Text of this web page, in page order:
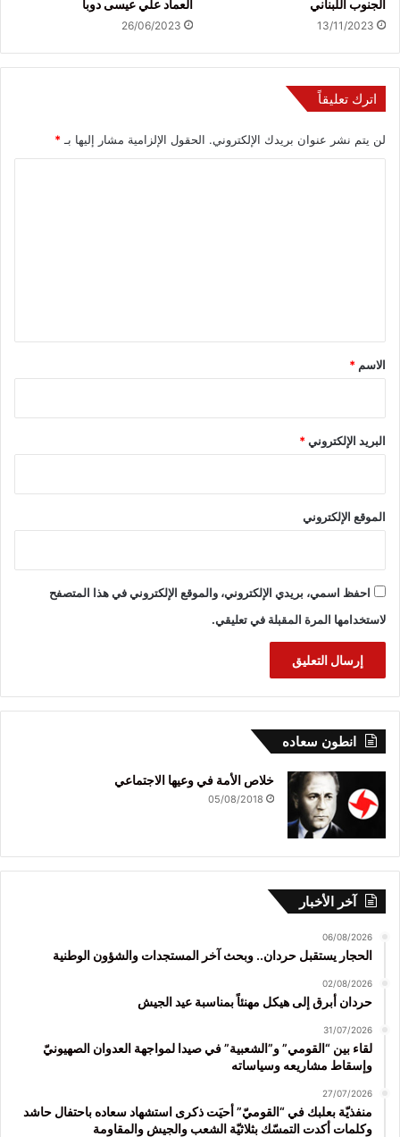
الجنوب اللبناني
13/11/2023
العماد علي عيسى دوبا
26/06/2023
اترك تعليقاً
لن يتم نشر عنوان بريدك الإلكتروني. الحقول الإلزامية مشار إليها بـ *
*
الاسم *
البريد الإلكتروني*
الموقع الإلكتروني
احفظ اسمي، بريدي الإلكتروني، والموقع الإلكتروني في هذا المتصفح
لاستخدامها المرة المقبلة في تعليقي.
انطون سعاده
خلاص الأمة في وعيها الاجتماعي
05/08/2018
آخر الأخبار
06/08/2026
الحجار يستقبل حردان.. وبحث آخر المستجدات والشؤون الوطنية
02/08/2026
حردان أبرق إلى هيكل مهنئاً بمناسبة عيد الجيش
31/07/2026
لقاء بين “القومي” و”الشعبية” في صيدا لمواجهة العدوان الصهيونيّ
وإسقاط مشاريعه وسياساته
27/07/2026
منفذيّة بعلبك في “القوميّ” أحيَت ذكرى استشهاد سعاده باحتفال حاشد
وكلمات أكدت التمسّك بثلاثيّة الشعب والجيش والمقاومة